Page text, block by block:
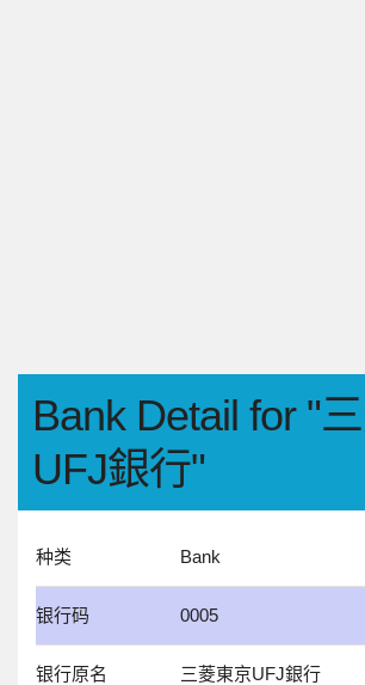
Bank Detail for "
UFJ銀行"
种类 Bank
银行码 0005
银行原名 三菱東京UFJ銀行